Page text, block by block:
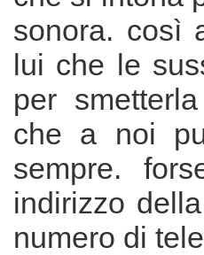
sonora. così
lui che le
per
che a noi
sempre.
indirizzo
numero di